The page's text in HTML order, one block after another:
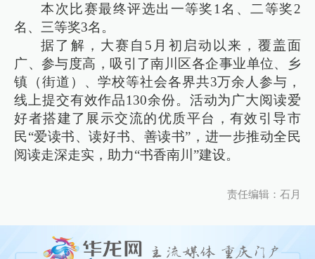
本次比赛最终评选出一等奖1名、二等奖2
名、三等奖3名。
据了解，大赛自5月初启动以来，覆盖面
广、参与度高，吸引了南川区各企事业单位、乡
镇（街道）、学校等社会各界共3万余人参与，
线上提交有效作品130余份。活动为广大阅读爱
好者搭建了展示交流的优质平台，有效引导市
民“爱读书、读好书、善读书”，进一步推动全民
阅读走深走实，助力“书香南川”建设。
责任编辑：石月